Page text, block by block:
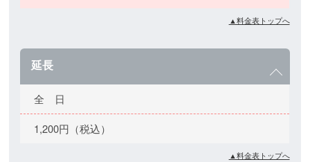
▲料金表トップへ
延長
全 日
1,200円（税込）
▲料金表トップへ